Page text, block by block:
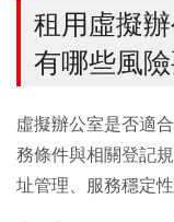
租用虛擬
有哪些風
虛擬辦公室是否適
務條件與相關登記
址管理、服務穩定